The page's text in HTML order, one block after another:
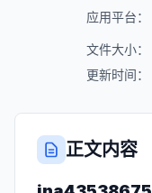
应用平台：
文件大小：
更新时间：
正文内容